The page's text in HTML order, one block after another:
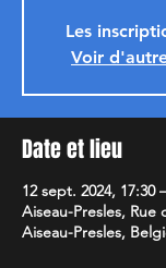
Les
Voir
Date et lieu
12 sept. 2024, 17:30
Aiseau-Presles, Rue
Aiseau-Presles,